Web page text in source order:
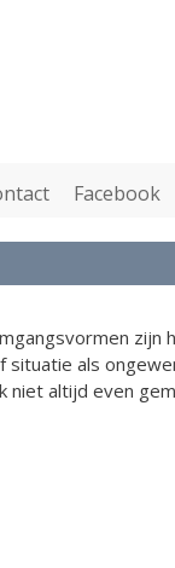
Facebook
zijn
situatie als
altijd even